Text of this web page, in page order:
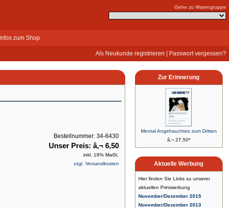
Gehe zu Warengruppe
Infos zum Shop
Als Neukunde registrieren Passwort vergessen?
Bestellnummer: 34-6430
Unser Preis: â‚¬ 6,50
inkl. 19% MwSt.
zzgl. Versandkosten
Zur Erinnerung
Mental Angehauchtes zum Dritten
â‚¬ 27,50*
Aktuelle Werbung
Hier finden Sie Links zu unserer
aktuellen Printwerbung
November/Dezember 2015
November/Dezember 2013